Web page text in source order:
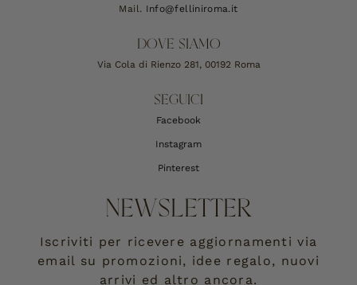
Mail. Info@felliniroma.it
DOVE SIAMO
Via Cola di Rienzo 281, 00192 Roma
SEGUICI
Facebook
Instagram
Pinterest
NEWSLETTER
Iscriviti per ricevere aggiornamenti via
email su promozioni, idee regalo, nuovi
arrivi ed altro ancora.